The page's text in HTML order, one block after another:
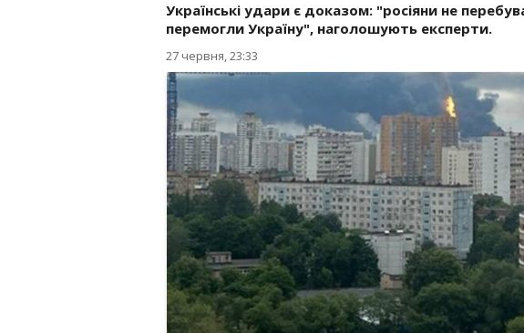
Українські удари є доказом: "росіяни не
перемогли Україну", наголошують експерти.
27 червня, 23:33